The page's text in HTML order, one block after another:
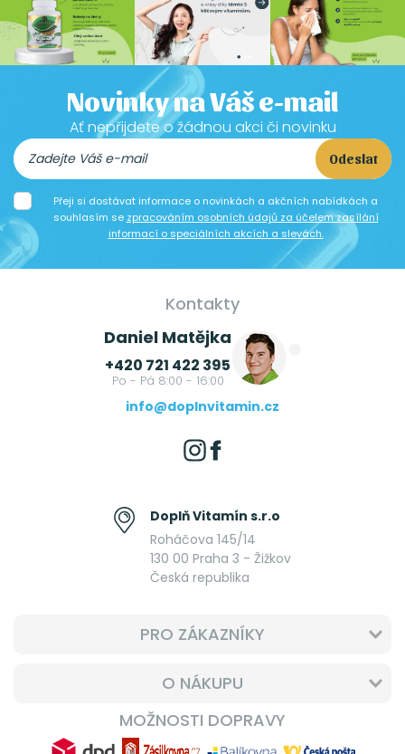
Novinky na Váš e-mail
Ať nepřijdete o žádnou akci či novinku
Odeslat
Přeji si dostávat informace o novinkách a akčních nabídkách a
souhlasím se zpracováním osobních údajů za účelem zasílání
informací o speciálních akcích a slevách.
Kontakty
Daniel Matějka
+420 721 422 395
Po - Pá 8:00 - 16:00
info@doplnvitamin.cz
Doplň Vitamín s.r.o
Roháčova 145/14
130 00 Praha 3 - Žižkov
Česká republika
PRO ZÁKAZNÍKY
O NÁKUPU
MOŽNOSTI DOPRAVY